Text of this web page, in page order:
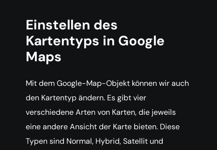
Einstellen des
Kartentyps in Google
Maps
Mit dem Google-Map-Objekt können wir auch
den Kartentyp ändern. Es gibt vier
verschiedene Arten von Karten, die jeweils
eine andere Ansicht der Karte bieten. Diese
Typen sind Normal, Hybrid, Satellit und